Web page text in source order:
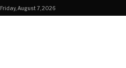
Friday, August 7, 2026